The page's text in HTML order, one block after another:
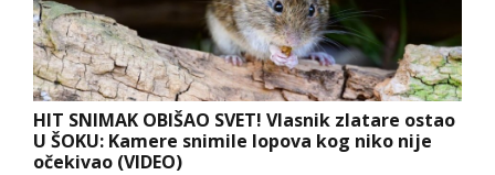
HIT SNIMAK OBIŠAO SVET! Vlasnik zlatare ostao
U ŠOKU: Kamere snimile lopova kog niko nije
očekivao (VIDEO)